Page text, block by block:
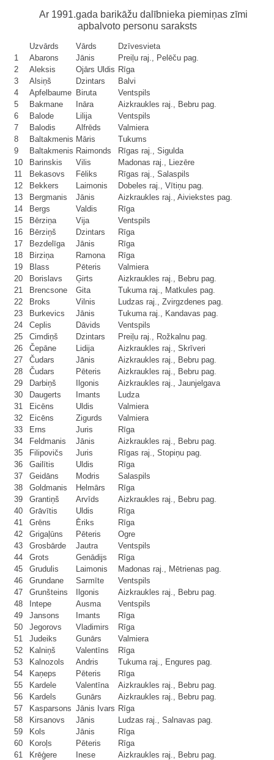
Ar 1991.gada barikāžu dalībnieka piemiņas zīmi
apbalvoto personu saraksts
Uzvārds Vārds
Dzīvesvieta
1
Abarons Jānis
Preiļu raj., Pelēču pag.
2
Aleksis Ojārs Uldis Rīga
3
Alsiņš Dzintars
Balvi
4
Apfelbaume Biruta
Ventspils
5
Bakmane Ināra
Aizkraukles raj., Bebru pag.
6
Balode Lilija
Ventspils
7
Balodis Alfrēds
Valmiera
8
Baltakmenis Māris
Tukums
9
Baltakmenis Raimonds
Rīgas raj., Sigulda
10
Barinskis Vilis
Madonas raj., Liezēre
11
Bekasovs Fēliks
Rīgas raj., Salaspils
12
Bekkers Laimonis
Dobeles raj., Vītiņu pag.
13
Bergmanis Jānis
Aizkraukles raj., Aiviekstes pag.
14
Bergs Valdis
Rīga
15
Bērziņa Vija
Ventspils
16
Bērziņš Dzintars
Rīga
17
Bezdelīga Jānis
Rīga
18
Birziņa Ramona
Rīga
19
Blass Pēteris
Valmiera
20
Borislavs Ģirts
Aizkraukles raj., Bebru pag.
21
Brencsone Gita
Tukuma raj., Matkules pag.
22
Broks Vilnis
Ludzas raj., Zvirgzdenes pag.
23
Burkevics Jānis
Tukuma raj., Kandavas pag.
24
Ceplis Dāvids
Ventspils
25
Cimdiņš Dzintars
Preiļu raj., Rožkalnu pag.
26
Čepāne Lidija
Aizkraukles raj., Skrīveri
27
Čudars Jānis
Aizkraukles raj., Bebru pag.
28
Čudars Pēteris
Aizkraukles raj., Bebru pag.
29
Darbiņš Ilgonis
Aizkraukles raj., Jaunjelgava
30
Daugerts Imants
Ludza
31
Eicēns Uldis
Valmiera
32
Eicēns Zigurds
Valmiera
33
Erns Juris
Rīga
34
Feldmanis Jānis
Aizkraukles raj., Bebru pag.
35
Filipovičs Juris
Rīgas raj., Stopiņu pag.
36
Gailītis Uldis
Rīga
37
Geidāns Modris
Salaspils
38
Goldmanis Helmārs
Rīga
39
Grantiņš Arvīds
Aizkraukles raj., Bebru pag.
40
Grāvītis Uldis
Rīga
41
Grēns Ēriks
Rīga
42
Grigaļūns Pēteris
Ogre
43
Grosbārde Jautra
Ventspils
44
Grots Genādijs
Rīga
45
Grudulis Laimonis
Madonas raj., Mētrienas pag.
46
Grundane Sarmīte
Ventspils
47
Grunšteins Ilgonis
Aizkraukles raj., Bebru pag.
48
Intepe Ausma
Ventspils
49
Jansons Imants
Rīga
50
Jegorovs Vladimirs
Rīga
51
Judeiks Gunārs
Valmiera
52
Kalniņš Valentīns
Rīga
53
Kalnozols Andris
Tukuma raj., Engures pag.
54
Kaņeps Pēteris
Rīga
55
Kardele Valentīna
Aizkraukles raj., Bebru pag.
56
Kardels Gunārs
Aizkraukles raj., Bebru pag.
57
Kasparsons Jānis Ivars Rīga
58
Kirsanovs Jānis
Ludzas raj., Salnavas pag.
59
Kols Jānis
Rīga
60
Koroļs Pēteris
Rīga
61
Krēģere Inese
Aizkraukles raj., Bebru pag.